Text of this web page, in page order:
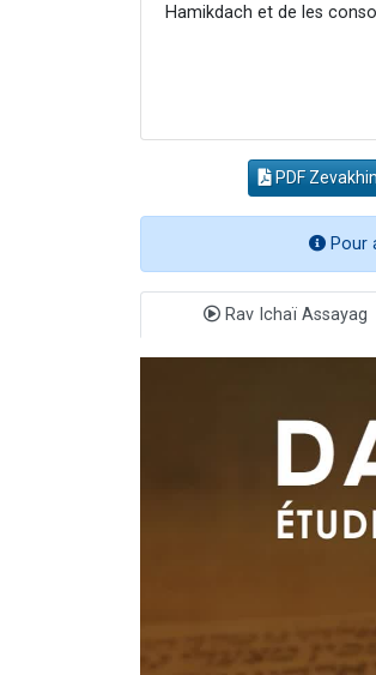
Hamikdach et de les
PDF
Pour
Rav Ichaï Assayag